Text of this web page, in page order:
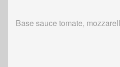
Base sauce tomate,